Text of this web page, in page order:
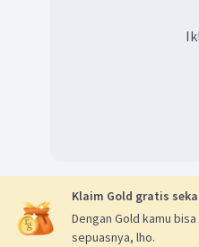
Klaim Gold gratis
Dengan Gold kamu
sepuasnya, lho.